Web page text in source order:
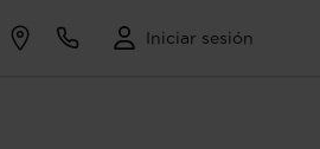
Iniciar sesión